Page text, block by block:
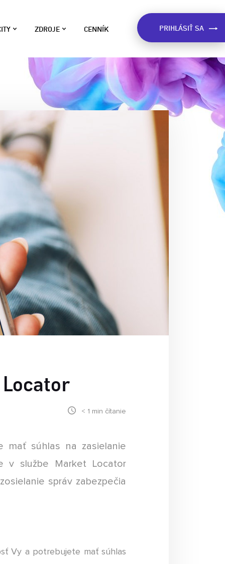
fungovanie
s
MESTÁ A
použitia Market
ZDROJE
sme zistili o Slovákoch na
dát, inšpirácie pre kampane,
upozornenia a viac.
PRÍPADOVÉ ŠTÚDIE
príklady použitia Market
Dozviete sa ako
firmy pri esemeskovej
MARKET LOCATOR WIKI
OTÁZKY
máte s niečim problém môžete
tu. Na tieto otázky
najčastejšie.
CENNÍK PRIHLÁSIŤ SA
< 1 min čítanie
mať súhlas na zasielanie
v službe Market Locator
správ zabezpečia
Vy a potrebujete mať súhlas